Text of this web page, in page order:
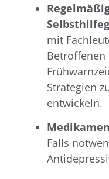
mit
Betroffenen
Strategien
entwickeln.
Falls